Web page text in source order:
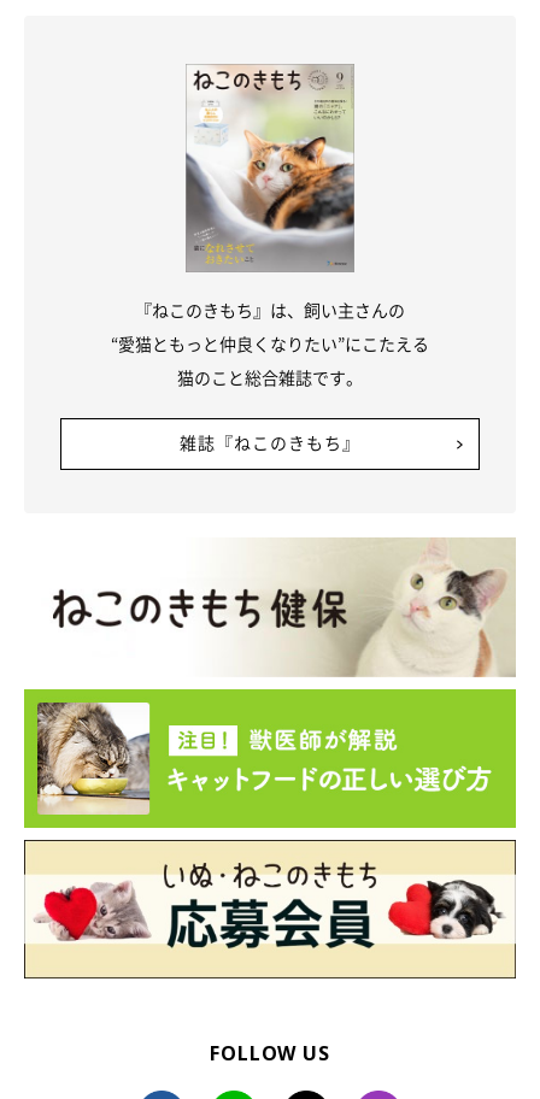
そのため、特に病院で興奮してしまう場合は
れて、その上でキャリーバッグに入れて病院に行く
③病院に行くときもいつものように愛猫に接してあげよ
病院に連れて行くときは、 猫の不安を煽らないように普段通りの
た気持ちのまま病院へ行くことができます。
④キャリーバッグにかけるタオルを用意しよう
『ねこのきもち』は、飼い主さんの
“愛猫ともっと仲良くなりたい”にこたえる
猫のこと総合雑誌です。
雑誌『ねこのきもち』
FOLLOW US